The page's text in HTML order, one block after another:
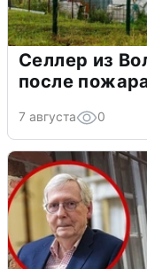
Селлер из
после
7 августа 0